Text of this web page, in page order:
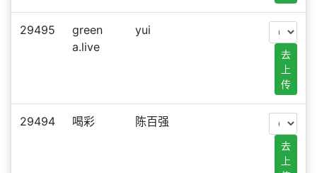
29495
green
a.live
yui
去
上
传
29494 喝彩 陈百强
去
上